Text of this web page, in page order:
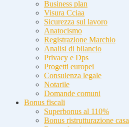
Business plan
Visura Cciaa
Sicurezza sul lavoro
Anatocismo
Registrazione Marchio
Analisi di bilancio
Privacy e Dps
Progetti europei
Consulenza legale
Notarile
Domande comuni
Bonus fiscali
Superbonus al 110%
Bonus ristrutturazione casa